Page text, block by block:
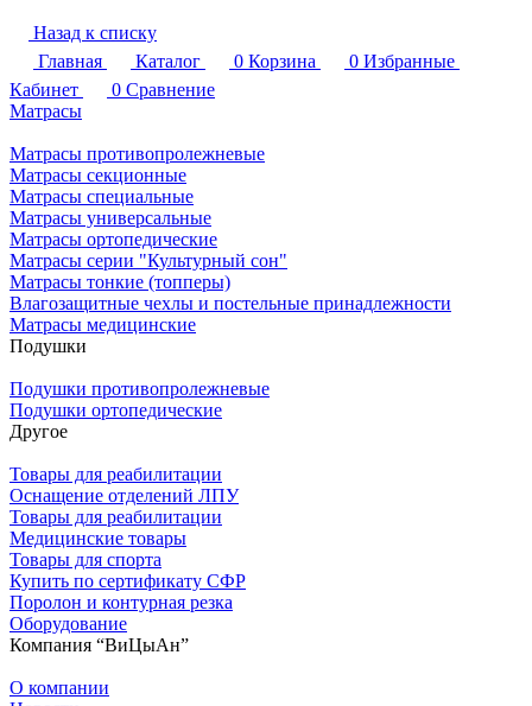
Назад к списку
Главная
Каталог 0 Корзина 0 Избранные
Кабинет
0 Сравнение
Матрасы
Матрасы противопролежневые
Матрасы секционные
Матрасы специальные
Матрасы универсальные
Матрасы ортопедические
Матрасы серии "Культурный сон"
Матрасы тонкие (топперы)
Влагозащитные чехлы и постельные принадлежности
Матрасы медицинские
Подушки
Подушки противопролежневые
Подушки ортопедические
Другое
Товары для реабилитации
Оснащение отделений ЛПУ
Товары для реабилитации
Медицинские товары
Товары для спорта
Купить по сертификату СФР
Поролон и контурная резка
Оборудование
Компания “ВиЦыАн”
О компании